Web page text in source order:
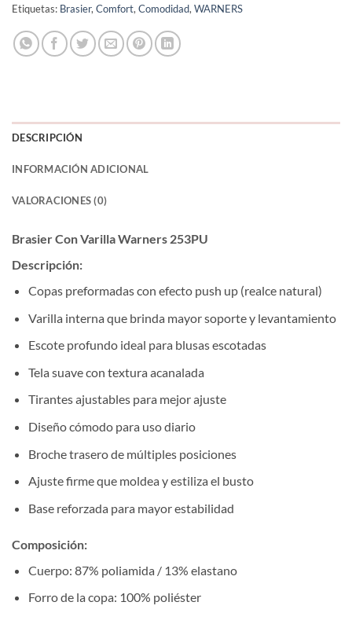
Etiquetas: Brasier, Comfort, Comodidad, WARNERS
DESCRIPCIÓN
INFORMACIÓN ADICIONAL
VALORACIONES (0)
Brasier Con Varilla Warners 253PU
Descripción:
Copas preformadas con efecto push up (realce natural)
Varilla interna que brinda mayor soporte y levantamiento
Escote profundo ideal para blusas escotadas
Tela suave con textura acanalada
Tirantes ajustables para mejor ajuste
Diseño cómodo para uso diario
Broche trasero de múltiples posiciones
Ajuste firme que moldea y estiliza el busto
Base reforzada para mayor estabilidad
Composición:
Cuerpo: 87% poliamida / 13% elastano
Forro de la copa: 100% poliéster